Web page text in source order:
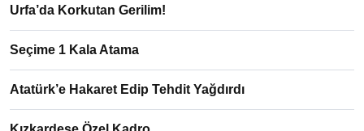
Urfa’da Korkutan Gerilim!
Seçime 1 Kala Atama
Atatürk’e Hakaret Edip Tehdit Yağdırdı